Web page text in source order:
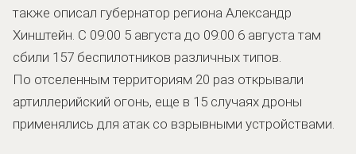
также описал губернатор региона Александр
Хинштейн. С 09:00 5 августа до 09:00 6 августа там
сбили 157 беспилотников различных типов.
По отселенным территориям 20 раз открывали
артиллерийский огонь, еще в 15 случаях дроны
применялись для атак со взрывными устройствами.